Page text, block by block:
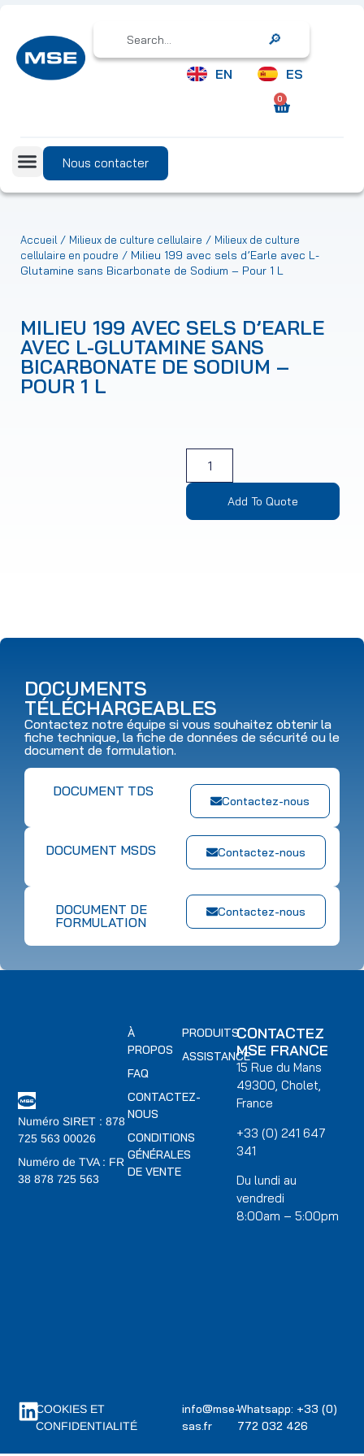
Search
EN ES
0
Nous contacter
Accueil / Milieux de culture cellulaire / Milieux de culture
cellulaire en poudre / Milieu 199 avec sels d’Earle avec L-
Glutamine sans Bicarbonate de Sodium – Pour 1 L
MILIEU 199 AVEC SELS D’EARLE
AVEC L-GLUTAMINE SANS
BICARBONATE DE SODIUM –
POUR 1 L
Add To Quote
DOCUMENTS
TÉLÉCHARGEABLES
Contactez notre équipe si vous souhaitez obtenir la
fiche technique, la fiche de données de sécurité ou le
document de formulation.
Contactez-nous
DOCUMENT TDS
Contactez-nous
DOCUMENT MSDS
Contactez-nous
DOCUMENT DE
FORMULATION
Numéro SIRET : 878
725 563 00026
Numéro de TVA : FR
38 878 725 563
PRODUITS
ASSISTANCE
À
PROPOS
FAQ
CONTACTEZ-
NOUS
CONDITIONS
GÉNÉRALES
DE VENTE
CONTACTEZ
MSE FRANCE
15 Rue du Mans
49300, Cholet,
France
+33 (0) 241 647
341
Du lundi au
vendredi
8:00am – 5:00pm
info@mse-
sas.fr
Whatsapp: +33 (0)
772 032 426
COOKIES ET
CONFIDENTIALITÉ